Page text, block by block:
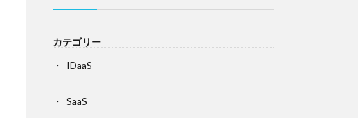
カテゴリー
IDaaS
SaaS